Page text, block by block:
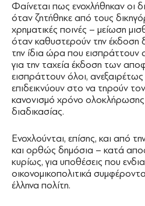
Φαίνεται πως ενοχλήθηκαν οι
όταν ζητήθηκε από τους
χρηματικές ποινές – μείωση
όταν καθυστερούν την έκδοση
την ίδια ώρα που εισπράττουν
για την ταχεία έκδοση των
εισπράττουν όλοι, ανεξαιρέτως
επιδεικνύουν στο να τηρούν
κανονισμό χρόνο ολοκλήρωσης
διαδικασίας.
Ενοχλούνται, επίσης, και από
και ορθώς δημόσια – κατά
κυρίως, για υποθέσεις που
οικονομικοπολιτικά
έλληνα πολίτη.